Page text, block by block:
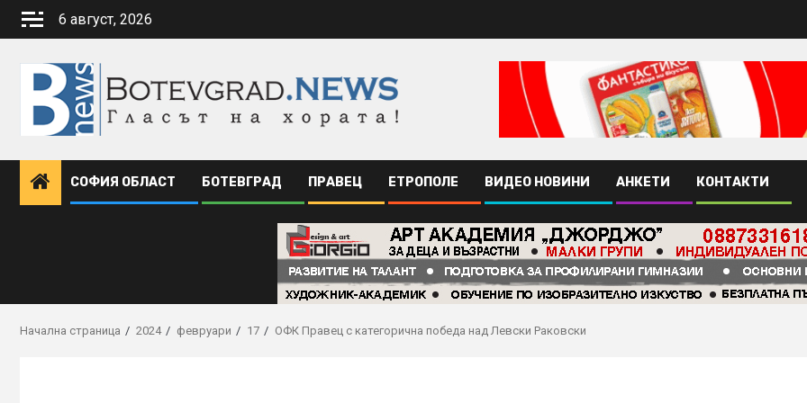
Skip
6 август, 2026
СОФИЯ ОБЛАСТ БОТЕВГРАД ПРАВЕЦ ЕТРОПОЛЕ ВИДЕО НОВИНИ АНКЕТИ КОНТАКТИ
Начална страница 2024 февруари 17 ОФК Правец с категорична победа над Левски Раковски